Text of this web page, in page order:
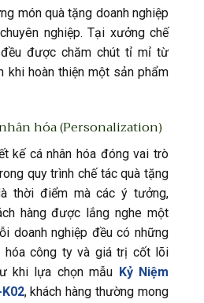
món quà tặng doanh nghiệp
nghiệp. Tại xưởng chế
được chăm chút tỉ mỉ từ
khi hoàn thiện một sản phẩm
hóa (Personalization)
kế cá nhân hóa đóng vai trò
quy trình chế tác quà tặng
thời điểm mà các ý tưởng,
hàng được lắng nghe một
doanh nghiệp đều có những
hóa công ty và giá trị cốt lõi
khi lựa chọn mẫu Kỷ Niệm
, khách hàng thường mong